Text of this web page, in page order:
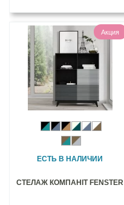
Акция
ЕСТЬ В НАЛИЧИИ
СТЕЛАЖ КОМПАНІТ FENSTER